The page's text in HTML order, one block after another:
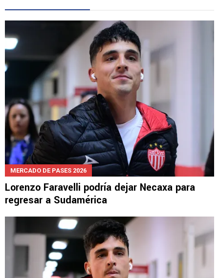
MERCADO DE PASES 2026
Lorenzo Faravelli podría dejar Necaxa para
regresar a Sudamérica